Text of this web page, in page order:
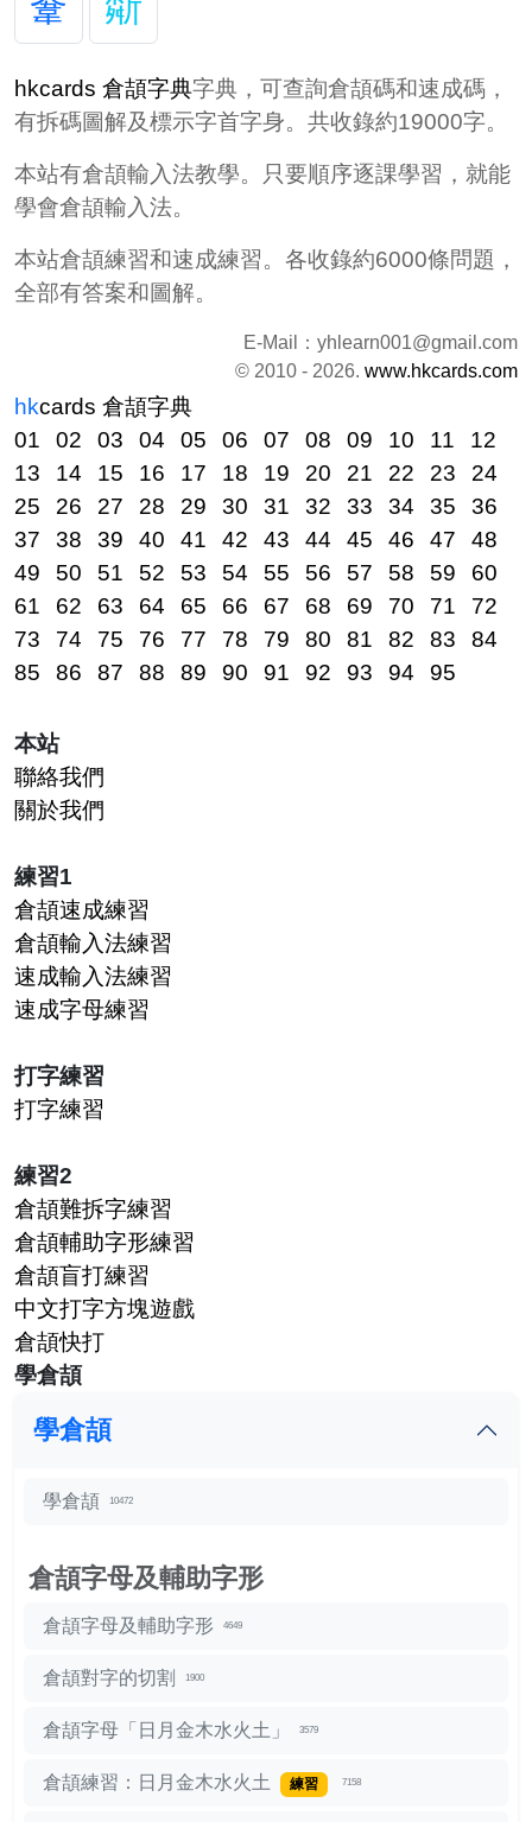
hkcards 倉頡字典字典，可查詢倉頡碼和速成碼，
有拆碼圖解及標示字首字身。共收錄約19000字。
本站有倉頡輸入法教學。只要順序逐課學習，就能
學會倉頡輸入法。
本站倉頡練習和速成練習。各收錄約6000條問題，
全部有答案和圖解。
E-Mail： yhlearn001@gmail.com
© 2010 - 2026. www.hkcards.com
hkcards 倉頡字典
01
02 03 04 05 06 07 08 09 10 11
12
13
14 15 16 17 18 19 20 21 22 23
24
25
26 27 28 29 30 31 32 33 34 35
36
37
38 39 40 41 42 43 44 45 46 47
48
49
50 51 52 53 54 55 56 57 58 59
60
61
62 63 64 65 66 67 68 69 70 71
72
73
74 75 76 77 78 79 80 81 82 83
84
85
86 87 88 89 90 91 92 93 94 95
本站
聯絡我們
關於我們
練習1
倉頡速成練習
倉頡輸入法練習
速成輸入法練習
速成字母練習
打字練習
打字練習
練習2
倉頡難拆字練習
倉頡輔助字形練習
倉頡盲打練習
中文打字方塊遊戲
倉頡快打
學倉頡
學倉頡
學倉頡 10472
倉頡字母及輔助字形
倉頡字母及輔助字形 4649
倉頡對字的切割 1900
倉頡字母「日月金木水火土」 3579
倉頡練習：日月金木水火土 練習 7158